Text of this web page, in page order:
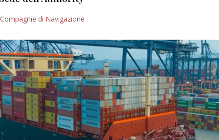
Compagnie di Navigazione